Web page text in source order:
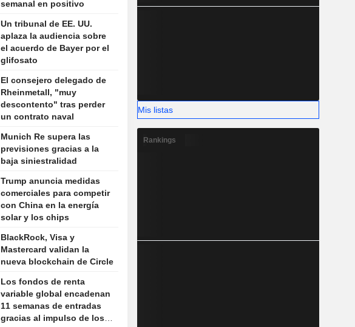
semanal en positivo
Un tribunal de EE. UU.
aplaza la audiencia sobre
el acuerdo de Bayer por el
glifosato
El consejero delegado de
Rheinmetall, "muy
descontento" tras perder
un contrato naval
Munich Re supera las
previsiones gracias a la
baja siniestralidad
Trump anuncia medidas
comerciales para competir
con China en la energía
solar y los chips
BlackRock, Visa y
Mastercard validan la
nueva blockchain de Circle
Los fondos de renta
variable global encadenan
11 semanas de entradas
gracias al impulso de los
Mis listas
Rankings